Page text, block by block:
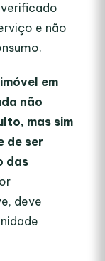
e não
em
não
mas sim
de ser
das
deve